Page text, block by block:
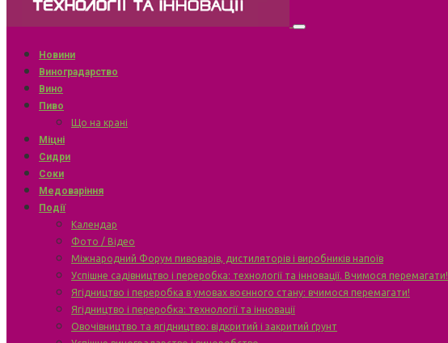
Новини
Виноградарство
Вино
Пиво
Що на крані
Міцні
Сидри
Соки
Медоваріння
Події
Календар
Фото / Відео
Міжнародний Форум пивоварів, дистиляторів і виробників напоїв
Успішне садівництво і переробка: технології та інновації. Вчимося перемагати!
Ягідництво і переробка в умовах воєнного стану: вчимося перемагати!
Ягідництво і переробка: технології та інновації
Овочівництво та ягідництво: відкритий і закритий ґрунт